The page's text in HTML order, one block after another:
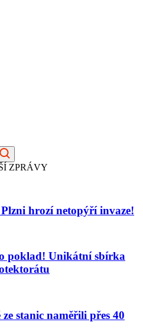
ZPRÁVY
hrozí netopýří invaze!
poklad! Unikátní sbírka
stanic naměřili přes 40